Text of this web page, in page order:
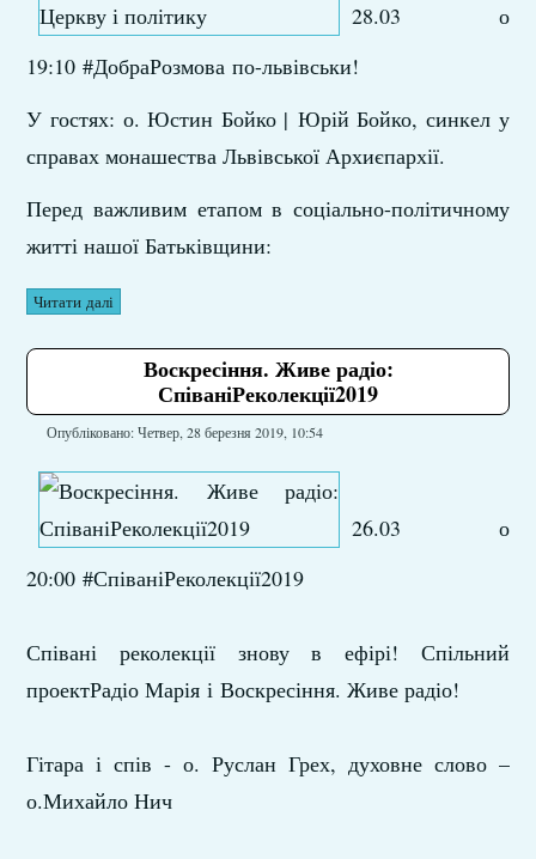
28.03 о
19:10#ДобраРозмова по-львівськи!
У гостях: о. Юстин Бойко | Юрій Бойко, синкел у
справах монашества Львівської Архиєпархії.
Перед важливим етапом в соціально-політичному
житті нашої Батьківщини:
Читати далі
Воскресіння. Живе радіо:
СпіваніРеколекції2019
Опубліковано: Четвер, 28 березня 2019, 10:54
26.03 о
20:00 #СпіваніРеколекції2019
Співані реколекції знову в ефірі! Спільний
проектРадіо Марія і Воскресіння. Живе радіо!
Гітара і спів - о. Руслан Грех, духовне слово –
о.Михайло Нич